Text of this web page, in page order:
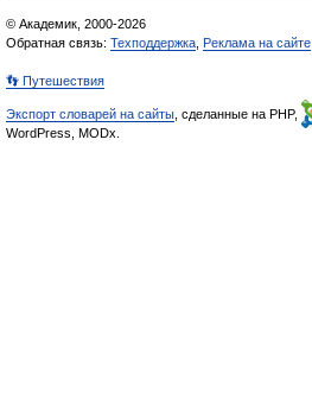
© Академик, 2000-2026
Обратная связь: Техподдержка Реклама на сайте
👣 Путешествия
Экспорт словарей на сайты , сделанные на PHP,
WordPress, MODx.